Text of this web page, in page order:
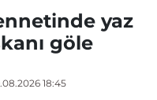
yaz
göle
18:45